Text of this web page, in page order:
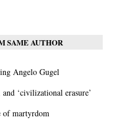
SAME AUTHOR
Angelo Gugel
‘civilizational erasure’
of martyrdom